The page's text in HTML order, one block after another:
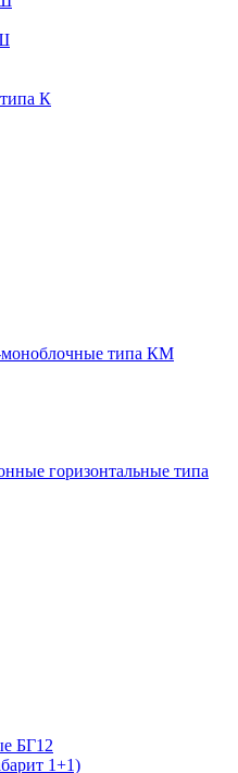
К
типа КМ
горизонтальные типа
БГ12
1+1)